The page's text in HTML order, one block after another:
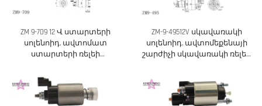
ZM 9-709 12 Վ ստարտերի
սոլենոիդ, ավտոմատ
ստարտերի ռելեի
ZM-9-49512V սկավառակի
սոլենոիդ, ավտոմեքենայի
շարժիչի սկավառակի ռելեի